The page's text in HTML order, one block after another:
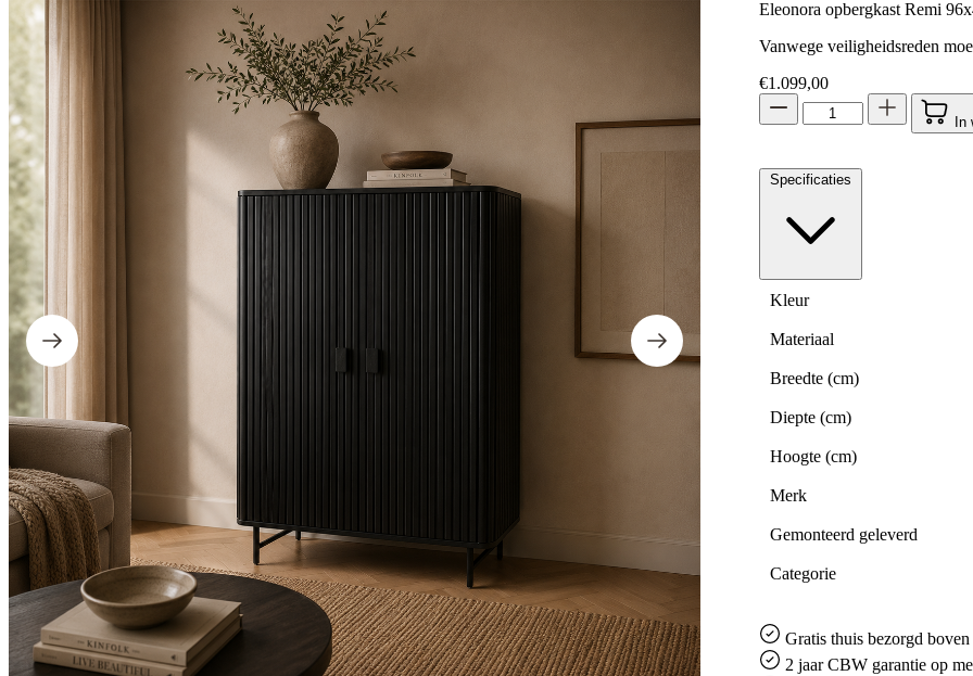
Eleonora opbergkast Remi
Vanwege veiligheidsreden
€1.099,00
In
Specificaties
Kleur
Materiaal
Breedte (cm)
Diepte (cm)
Hoogte (cm)
Merk
Gemonteerd geleverd
Categorie
Gratisthuis bezorgd boven
2 jaar CBW garantieop